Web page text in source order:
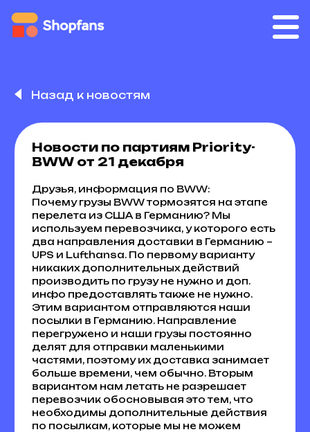
Назад к новостям
Новости по партиям Priority-
BWW от 21 декабря
Друзья, информация по BWW:
Почему грузы BWW тормозятся на этапе
перелета из США в Германию? Мы
используем перевозчика, у которого есть
два направления доставки в Германию –
UPS и Lufthansa. По первому варианту
никаких дополнительных действий
производить по грузу не нужно и доп.
инфо предоставлять также не нужно.
Этим вариантом отправляются наши
посылки в Германию. Направление
перегружено и наши грузы постоянно
делят для отправки маленькими
частями, поэтому их доставка занимает
больше времени, чем обычно. Вторым
вариантом нам летать не разрешает
перевозчик обосновывая это тем, что
необходимы дополнительные действия
по посылкам, которые мы не можем